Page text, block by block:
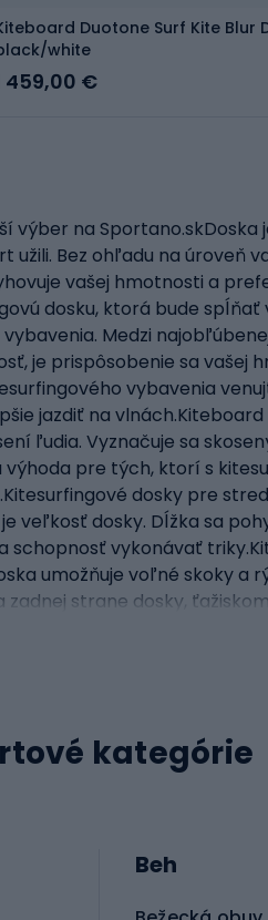
Duotone Surf Kite Blur
white
459,00 €
výber na
užili. Bez ohľadu na úroveň
vašej hmotnosti a
dosku, ktorá bude
Medzi
je prispôsobenie sa vašej
vybavenia
jazdiť na
ľudia. Vyznačuje sa
pre tých, ktorí s
dosky pre
veľkosť dosky. Dĺžka sa
schopnosť vykonávať
umožňuje voľné skoky a
strane dosky,
dĺžka sa pohybuje od 160
dosiek
kategórie
Beh